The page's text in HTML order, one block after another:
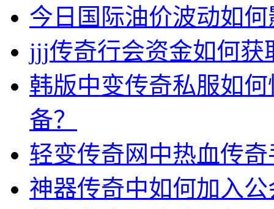
今日国际油价波动如
jjj传奇行会资金如何获
韩版中变传奇私服如
备？
轻变传奇网中热血传
神器传奇中如何加入公